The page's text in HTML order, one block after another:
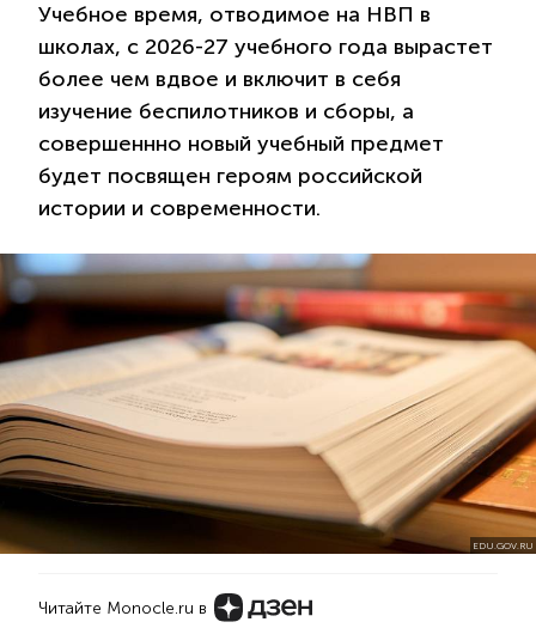
Учебное время, отводимое на НВП в
школах, с 2026-27 учебного года вырастет
более чем вдвое и включит в себя
изучение беспилотников и сборы, а
совершеннно новый учебный предмет
будет посвящен героям российской
истории и современности.
EDU.GOV.RU
Читайте Monocle.ru в